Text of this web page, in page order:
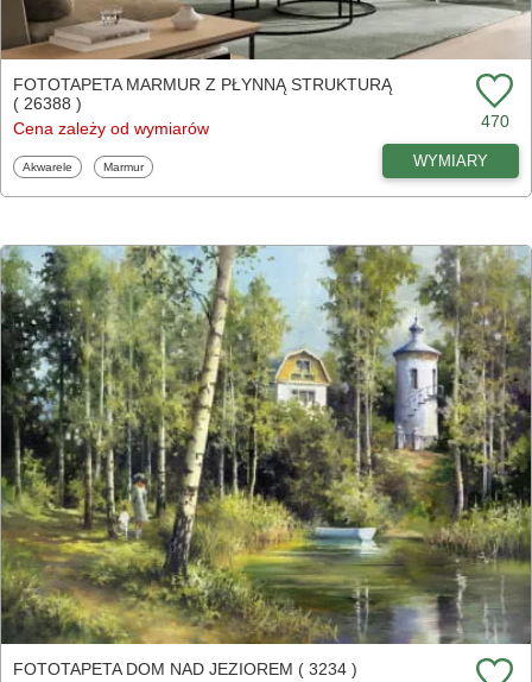
FOTOTAPETA MARMUR Z PŁYNNĄ STRUKTURĄ
( 26388 )
Cena zależy od wymiarów
470
Fototapety
Akwarele Fototapety
Marmur WYMIARY
FOTOTAPETA DOM NAD JEZIOREM ( 3234 )